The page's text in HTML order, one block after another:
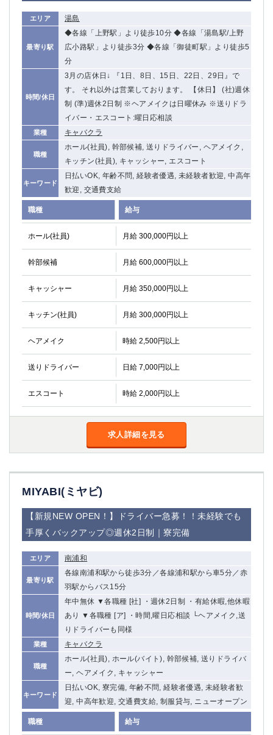
エリア 湯島
最寄り駅
◆各線「上野駅」より徒歩10分 ◆各線「湯島駅/上野
広小路駅」より徒歩3分 ◆各線「御徒町駅」より徒歩5
分
時間/休日
3月の店休日↓ 『1日、8日、15日、22日、29日』で
す。 それ以外は営業しております。 【休日】 (社)週休
制 (準)週休2日制 ※ヘアメイクは日曜休み ※送りドラ
イバー・エスコート:曜日応相談
業種 キャバクラ
職種
ホール(社員), 幹部候補, 送りドライバー, ヘアメイク,
キッチン(社員), キャッシャー, エスコート
キーワード
日払いOK, 年齢不問, 経験者優遇, 未経験者歓迎, 中高年
歓迎, 交通費支給
職種 給与
ホール(社員) 月給 300,000円以上
幹部候補 月給 600,000円以上
キャッシャー 月給 350,000円以上
キッチン(社員) 月給 300,000円以上
ヘアメイク 時給 2,500円以上
送りドライバー 日給 7,000円以上
エスコート 時給 2,000円以上
求人詳細を見る
MIYABI(ミヤビ)
【新規NEW OPEN！】ドライバー急募！！未経験でも
手厚くバックアップ◎週休2日制｜寮完備
エリア 南浦和
最寄り駅
各線南浦和駅から徒歩3分／各線浦和駅から車5分／赤
羽駅からバス15分
時間/休日
年中無休 ▼各職種 [社] ・週休2日制 ・有給休暇,他休暇
あり ▼各職種 [ア] ・時間,曜日応相談 └ヘアメイク,送
りドライバーも同様
業種 キャバクラ
職種
ホール(社員), ホール(バイト), 幹部候補, 送りドライバ
ー, ヘアメイク, キャッシャー
キーワード
日払いOK, 寮完備, 年齢不問, 経験者優遇, 未経験者歓
迎, 中高年歓迎, 交通費支給, 制服貸与, ニューオープン
職種 給与